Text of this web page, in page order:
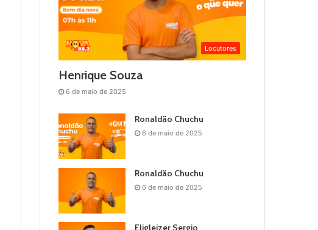
Locutores
Henrique Souza
6 de maio de 2025
Ronaldão Chuchu
6 de maio de 2025
Ronaldão Chuchu
6 de maio de 2025
Eligleizer Sergio